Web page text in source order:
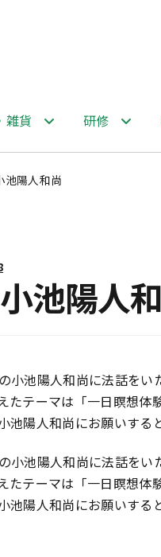
雑貨 研修
池陽人和尚
池陽人
小池陽人和尚に法話を
たテーマは「一日瞑想
池陽人和尚にお願いす
小池陽人和尚に法話を
たテーマは「一日瞑想
池陽人和尚にお願いす